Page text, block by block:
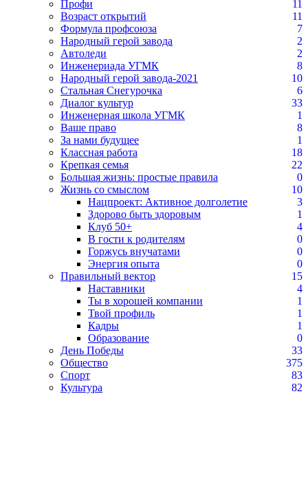
Профи
11
Возраст открытий
11
Формула профсоюза
7
Народный герой завода
2
Автоледи
2
Инженериада УГМК
8
Народный герой завода-2021
10
Стальная Снегурочка
6
Диалог культур
33
Инженерная школа УГМК
1
Ваше право
8
За нами будущее
1
Классная работа
18
Крепкая семья
22
Большая жизнь: простые правила
0
Жизнь со смыслом
10
Нацпроект: Активное долголетие
3
Здорово быть здоровым
1
Клуб 50+
4
В гости к родителям
0
Горжусь внучатами
0
Энергия опыта
0
Правильный вектор
15
Наставники
4
Ты в хорошей компании
1
Твой профиль
1
Кадры
1
Образование
0
День Победы
33
Общество
375
Спорт
83
Культура
82